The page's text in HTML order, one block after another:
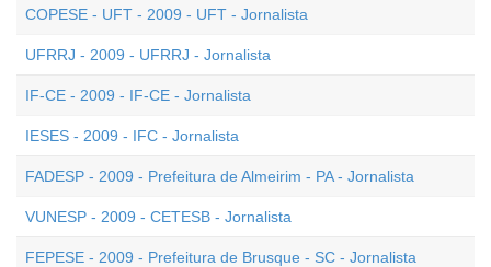
COPESE - UFT - 2009 - UFT - Jornalista
UFRRJ - 2009 - UFRRJ - Jornalista
IF-CE - 2009 - IF-CE - Jornalista
IESES - 2009 - IFC - Jornalista
FADESP - 2009 - Prefeitura de Almeirim - PA - Jornalista
VUNESP - 2009 - CETESB - Jornalista
FEPESE - 2009 - Prefeitura de Brusque - SC - Jornalista